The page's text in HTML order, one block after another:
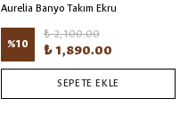
Aurelia Banyo Takım Ekru
%10
₺ 2,100.00
₺ 1,890.00
SEPETE EKLE